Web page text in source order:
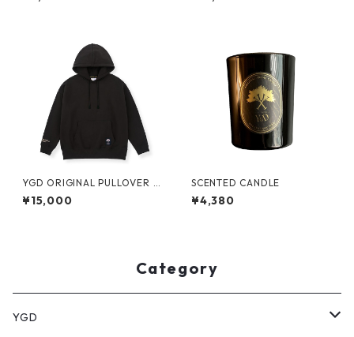
YGD ORIGINAL PULLOVER H
OODIE【BLACK】
¥15,000
SCENTED CANDLE
¥4,380
Category
YGD